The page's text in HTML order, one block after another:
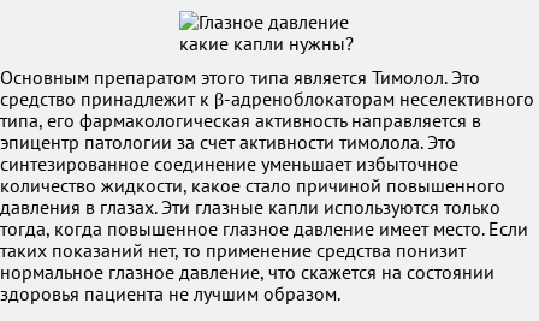
Основным препаратом этого типа является Тимолол. Это
средство принадлежит к β-адреноблокаторам неселективного
типа, его фармакологическая активность направляется в
эпицентр патологии за счет активности тимолола. Это
синтезированное соединение уменьшает избыточное
количество жидкости, какое стало причиной повышенного
давления в глазах. Эти глазные капли используются только
тогда, когда повышенное глазное давление имеет место. Если
таких показаний нет, то применение средства понизит
нормальное глазное давление, что скажется на состоянии
здоровья пациента не лучшим образом.